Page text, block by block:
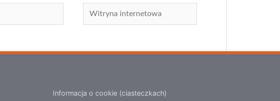
Witryna
internetowa
Informacja o cookie (ciasteczkach)